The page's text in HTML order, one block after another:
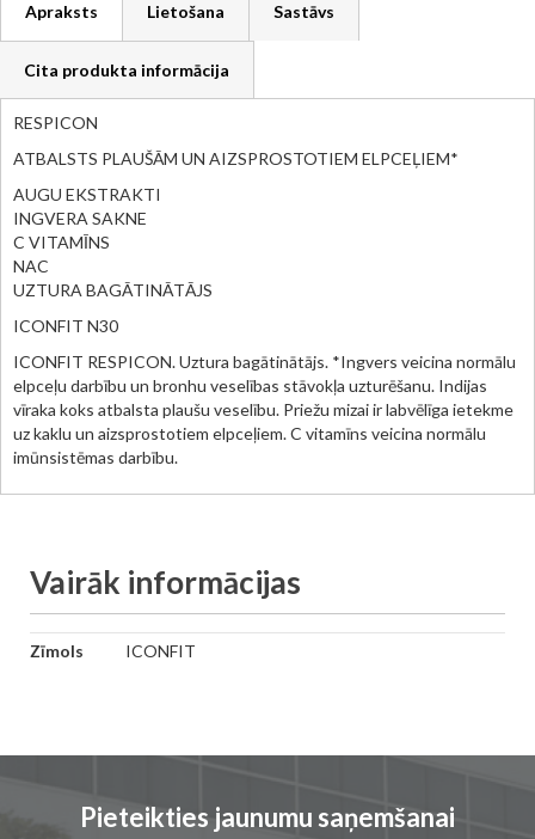
Apraksts Lietošana Sastāvs
Cita produkta informācija
RESPICON
ATBALSTS PLAUŠĀM UN AIZSPROSTOTIEM ELPCEĻIEM*
AUGU EKSTRAKTI
INGVERA SAKNE
C VITAMĪNS
NAC
UZTURA BAGĀTINĀTĀJS
ICONFIT N30
ICONFIT RESPICON.Uztura bagātinātājs. *Ingvers veicina normālu
elpceļu darbību un bronhu veselības stāvokļa uzturēšanu. Indijas
vīraka koks atbalsta plaušu veselību. Priežu mizai ir labvēlīga ietekme
uz kaklu un aizsprostotiem elpceļiem. C vitamīns veicina normālu
imūnsistēmas darbību.
Vairāk informācijas
Vairāk
Zīmols ICONFIT
Pieteikties jaunumu saņemšanai